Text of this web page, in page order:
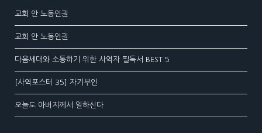
교회 안 노동인권
교회 안 노동인권
다음세대와 소통하기 위한 사역자 필독서 BEST 5
[사역포스터 35] 자기부인
오늘도 아버지께서 일하신다